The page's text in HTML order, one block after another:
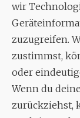
wir
zuzugreifen.
zustimmst,
oder
Wenn du
zurückziehst,